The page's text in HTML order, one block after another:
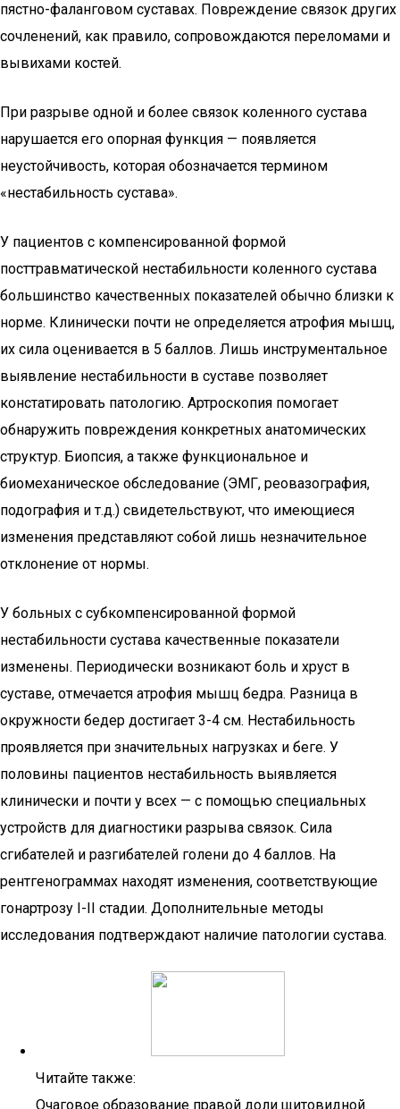
пястно-фаланговом суставах. Повреждение связок других
сочленений, как правило, сопровождаются переломами и
вывихами костей.
При разрыве одной и более связок коленного сустава
нарушается его опорная функция — появляется
неустойчивость, которая обозначается термином
«нестабильность сустава».
У пациентов с компенсированной формой
посттравматической нестабильности коленного сустава
большинство качественных показателей обычно близки к
норме. Клинически почти не определяется атрофия мышц,
их сила оценивается в 5 баллов. Лишь инструментальное
выявление нестабильности в суставе позволяет
констатировать патологию. Артроскопия помогает
обнаружить повреждения конкретных анатомических
структур. Биопсия, а также функциональное и
биомеханическое обследование (ЭМГ, реовазография,
подография и т.д.) свидетельствуют, что имеющиеся
изменения представляют собой лишь незначительное
отклонение от нормы.
У больных с субкомпенсированной формой
нестабильности сустава качественные показатели
изменены. Периодически возникают боль и хруст в
суставе, отмечается атрофия мышц бедра. Разница в
окружности бедер достигает 3-4 см. Нестабильность
проявляется при значительных нагрузках и беге. У
половины пациентов нестабильность выявляется
клинически и почти у всех — с помощью специальных
устройств для диагностики разрыва связок. Сила
сгибателей и разгибателей голени до 4 баллов. На
рентгенограммах находят изменения, соответствующие
гонартрозу I-II стадии. Дополнительные методы
исследования подтверждают наличие патологии сустава.
Читайте также:
Очаговое образование правой доли щитовидной